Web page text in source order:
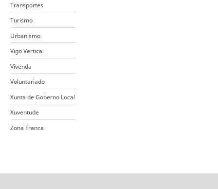
Transportes
Turismo
Urbanismo
Vigo Vertical
Vivenda
Voluntariado
Xunta de Goberno Local
Xuventude
Zona Franca